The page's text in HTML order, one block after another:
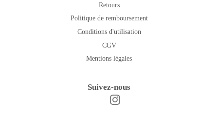
Retours
Politique de remboursement
Conditions d'utilisation
CGV
Mentions légales
Suivez-nous
Facebook